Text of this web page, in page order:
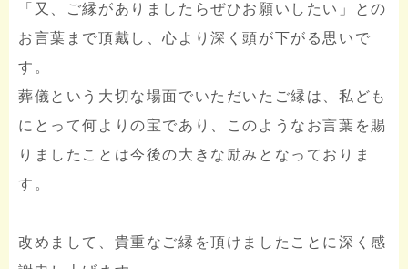
「又、ご縁がありましたらぜひお願いしたい」との
お言葉まで頂戴し、心より深く頭が下がる思いで
す。
葬儀という大切な場面でいただいたご縁は、私ども
にとって何よりの宝であり、このようなお言葉を賜
りましたことは今後の大きな励みとなっておりま
す。
改めまして、貴重なご縁を頂けましたことに深く感